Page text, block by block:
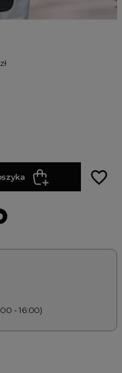
favorite_border
- 16:00)